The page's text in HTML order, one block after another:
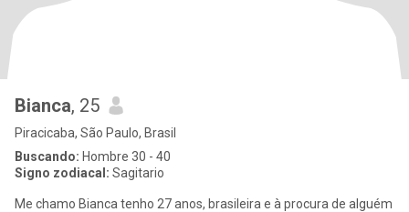
Bianca, 25
Piracicaba, São Paulo, Brasil
Buscando: Hombre 30 - 40
Signo zodiacal: Sagitario
Me chamo Bianca tenho 27 anos, brasileira e à procura de alguém